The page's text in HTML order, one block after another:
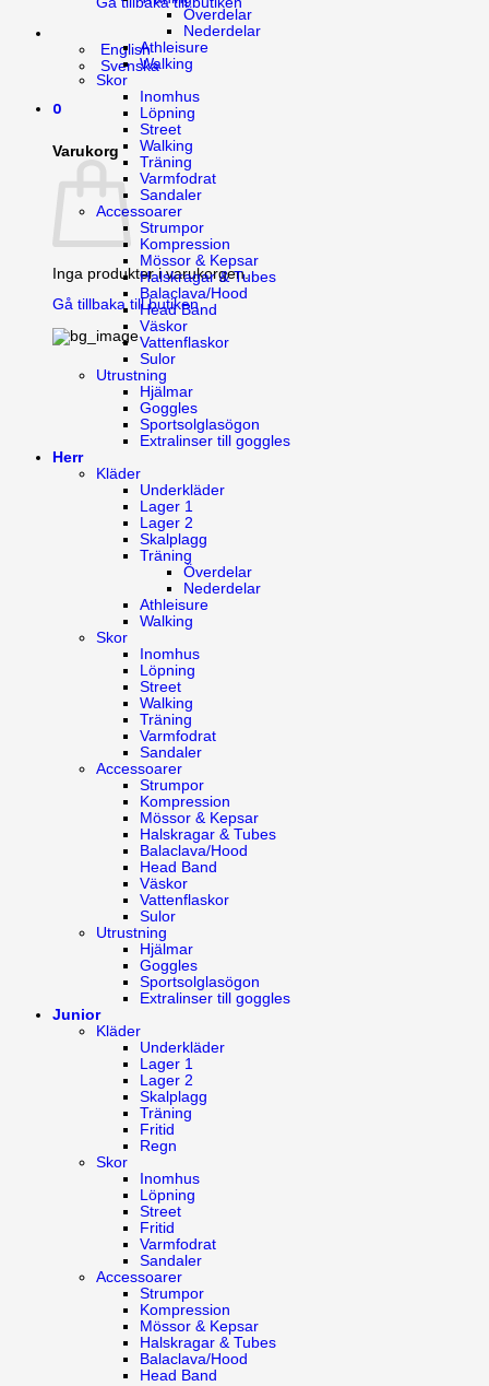
English
Svenska
0
Varukorg
Inga produkter i varukorgen.
Gå tillbaka till butiken
Överdelar
Nederdelar
Athleisure
Walking
Skor
Inomhus
Löpning
Street
Walking
Träning
Varmfodrat
Sandaler
Accessoarer
Strumpor
Kompression
Mössor & Kepsar
Halskragar & Tubes
Balaclava/Hood
Head Band
Väskor
Vattenflaskor
Sulor
Utrustning
Hjälmar
Goggles
Sportsolglasögon
Extralinser till goggles
Herr
Kläder
Underkläder
Lager 1
Lager 2
Skalplagg
Träning
Överdelar
Nederdelar
Athleisure
Walking
Skor
Inomhus
Löpning
Street
Walking
Träning
Varmfodrat
Sandaler
Accessoarer
Strumpor
Kompression
Mössor & Kepsar
Halskragar & Tubes
Balaclava/Hood
Head Band
Väskor
Vattenflaskor
Sulor
Utrustning
Hjälmar
Goggles
Sportsolglasögon
Extralinser till goggles
Junior
Kläder
Underkläder
Lager 1
Lager 2
Skalplagg
Träning
Fritid
Regn
Skor
Inomhus
Löpning
Street
Fritid
Varmfodrat
Sandaler
Accessoarer
Strumpor
Kompression
Mössor & Kepsar
Halskragar & Tubes
Balaclava/Hood
Head Band